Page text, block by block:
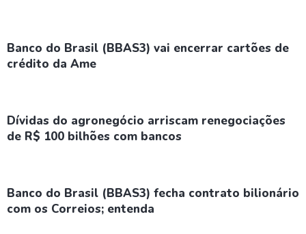
Banco do Brasil (BBAS3) vai encerrar cartões de
crédito da Ame
Dívidas do agronegócio arriscam renegociações
de R$ 100 bilhões com bancos
Banco do Brasil (BBAS3) fecha contrato bilionário
com os Correios; entenda